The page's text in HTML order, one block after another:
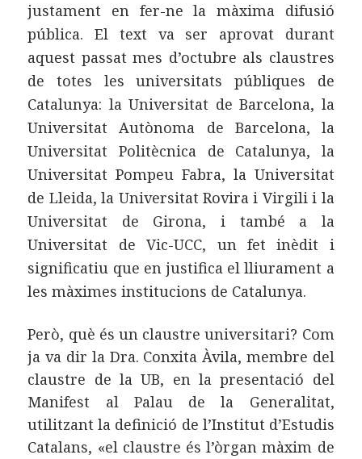
justament en fer-ne la màxima difusió
pública. El text va ser aprovat durant
aquest passat mes d’octubre als claustres
de totes les universitats públiques de
Catalunya: la Universitat de Barcelona, la
Universitat Autònoma de Barcelona, la
Universitat Politècnica de Catalunya, la
Universitat Pompeu Fabra, la Universitat
de Lleida, la Universitat Rovira i Virgili i la
Universitat de Girona, i també a la
Universitat de Vic-UCC, un fet inèdit i
significatiu que en justifica el lliurament a
les màximes institucions de Catalunya.
Però, què és un claustre universitari? Com
ja va dir la Dra. Conxita Àvila, membre del
claustre de la UB, en la presentació del
Manifest al Palau de la Generalitat,
utilitzant la definició de l’Institut d’Estudis
Catalans, «el claustre és l’òrgan màxim de